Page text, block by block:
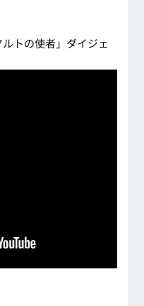
トの使者」ダイジェ